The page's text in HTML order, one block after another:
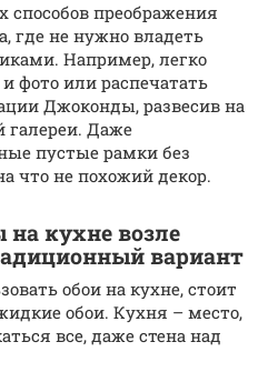
способов преображения
где не нужно владеть
Например, легко
фото или распечатать
Джоконды, развесив на
галереи. Даже
пустые рамки без
что не похожий декор.
кухне возле
вариант
обои на кухне, стоит
обои. Кухня – место,
все, даже стена над